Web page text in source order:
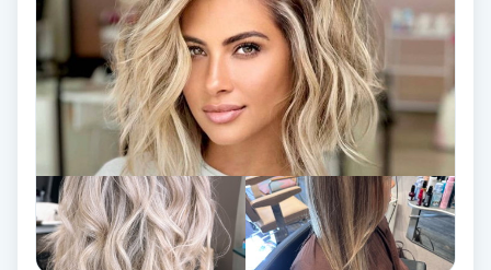
Koppningsmassage
Kosmetisk tatuering
Kostrådgivning
Kroppsinpackning